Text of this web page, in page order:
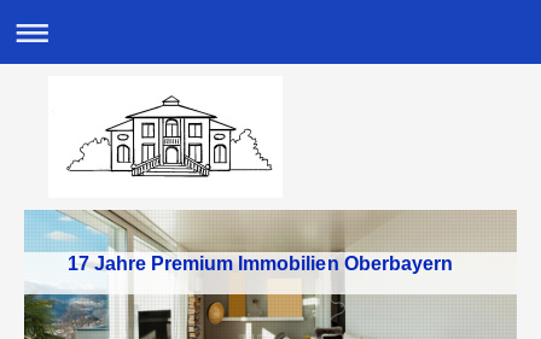
17 Jahre Premium Immobilien Oberbayern